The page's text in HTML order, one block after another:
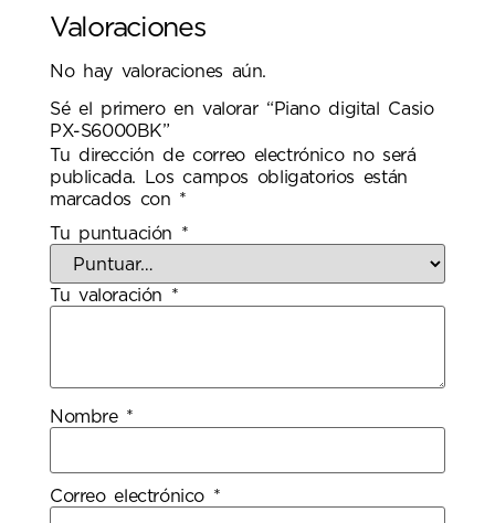
Valoraciones
No hay valoraciones aún.
Sé el primero en valorar “Piano digital Casio
PX-S6000BK”
Tu dirección de correo electrónico no será
publicada.
Los campos obligatorios están
marcados con *
Tu puntuación *
Tu valoración *
Nombre *
Correo electrónico *